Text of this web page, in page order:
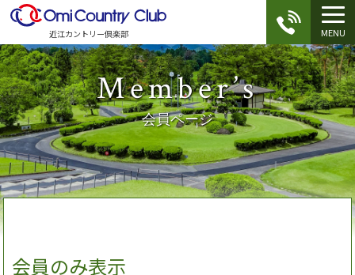
近江カントリー倶楽部 MENU
Member’s
会員ページ
会員のみ表示